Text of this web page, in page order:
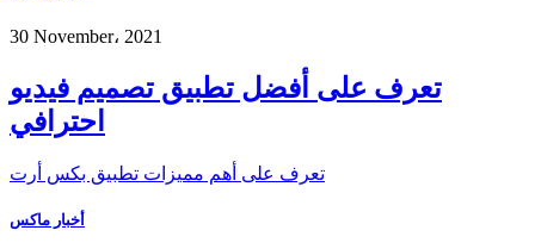
30 November، 2021
تعرف على أفضل تطبيق تصميم فيديو
احترافي
تعرف على أهم مميزات تطبيق بكس أرت
أخبار ماكس